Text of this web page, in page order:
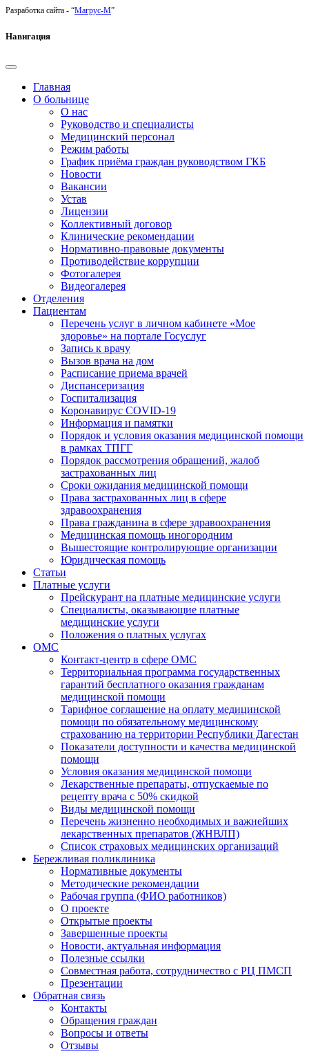
Разработка сайта - “Магрус-М”
Навигация
Главная
О больнице
О нас
Руководство и специалисты
Медицинский персонал
Режим работы
График приёма граждан руководством ГКБ
Новости
Вакансии
Устав
Лицензии
Коллективный договор
Клинические рекомендации
Нормативно-правовые документы
Противодействие коррупции
Фотогалерея
Видеогалерея
Отделения
Пациентам
Перечень услуг в личном кабинете «Мое
здоровье» на портале Госуслуг
Запись к врачу
Вызов врача на дом
Расписание приема врачей
Диспансеризация
Госпитализация
Коронавирус COVID-19
Информация и памятки
Порядок и условия оказания медицинской помощи
в рамках ТПГГ
Порядок рассмотрения обращений, жалоб
застрахованных лиц
Сроки ожидания медицинской помощи
Права застрахованных лиц в сфере
здравоохранения
Права гражданина в сфере здравоохранения
Медицинская помощь иногородним
Вышестоящие контролирующие организации
Юридическая помощь
Статьи
Платные услуги
Прейскурант на платные медицинские услуги
Специалисты, оказывающие платные
медицинские услуги
Положения о платных услугах
ОМС
Контакт-центр в сфере ОМС
Территориальная программа государственных
гарантий бесплатного оказания гражданам
медицинской помощи
Тарифное соглашение на оплату медицинской
помощи по обязательному медицинскому
страхованию на территории Республики Дагестан
Показатели доступности и качества медицинской
помощи
Условия оказания медицинской помощи
Лекарственные препараты, отпускаемые по
рецепту врача с 50% скидкой
Виды медицинской помощи
Перечень жизненно необходимых и важнейших
лекарственных препаратов (ЖНВЛП)
Список страховых медицинских организаций
Бережливая поликлиника
Нормативные документы
Методические рекомендации
Рабочая группа (ФИО работников)
О проекте
Открытые проекты
Завершенные проекты
Новости, актуальная информация
Полезные ссылки
Совместная работа, сотрудничество с РЦ ПМСП
Презентации
Обратная связь
Контакты
Обращения граждан
Вопросы и ответы
Отзывы